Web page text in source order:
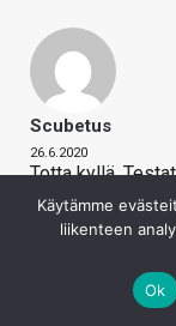
Scubetus
26.6.2020
Totta kyllä.
tosiaan ehdi
kokeilemaan.
on taas aika
Kirjaudu sisään
Käytämme
liikenteen
Ok